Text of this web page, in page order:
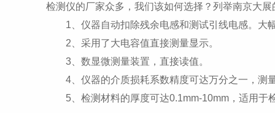
检测仪的厂家众多，我们该如何选择？列举南京大
1、仪器自动扣除残余电感和测试引线电感。大
2、采用了大电容值直接测量显示。
3、数显微测量装置，直接读值。
4、仪器的介质损耗系数精度可达万分之一，测
5、检测材料的厚度可达0.1mm-10mm，适用于